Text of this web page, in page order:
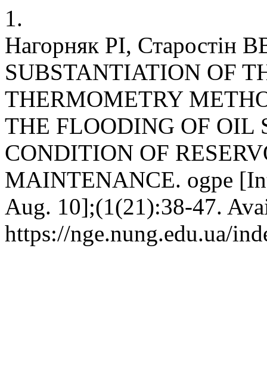
1.
Нагорняк РІ, Старостін
SUBSTANTIATION OF
THERMOMETRY
THE FLOODING OF OIL
CONDITION OF
MAINTENANCE. ogpe
Aug. 10];(1(21):38-47.
https://nge.nung.edu.ua/